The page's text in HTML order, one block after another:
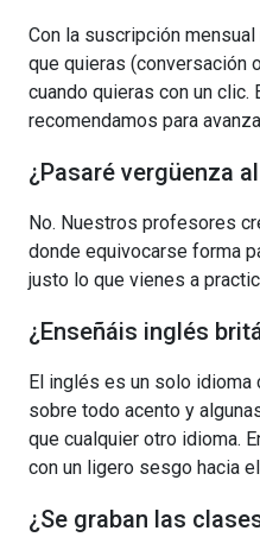
Con la suscripción
que quieras (conversación
cuando quieras con un clic.
recomendamos para
¿Pasaré vergüenza
No. Nuestros profesores
donde equivocarse forma
justo lo que vienes a
¿Enseñáis inglés
El inglés es un solo
sobre todo acento y
que cualquier otro idioma.
con un ligero sesgo hacia
¿Se graban las